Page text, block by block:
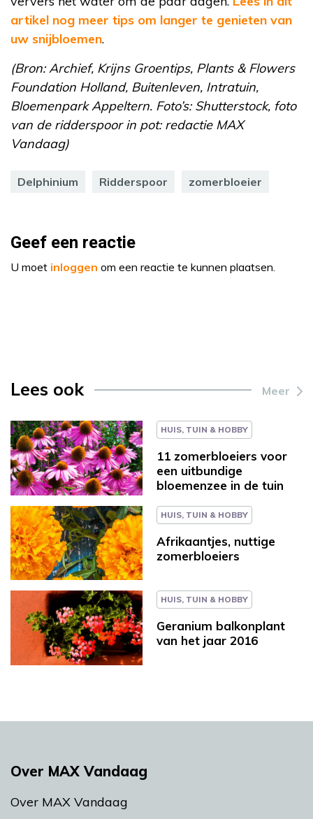
artikel nog meer tips om langer te genieten van
uw snijbloemen.
(Bron: Archief, Krijns Groentips, Plants & Flowers
Foundation Holland, Buitenleven, Intratuin,
Bloemenpark Appeltern. Foto’s: Shutterstock, foto
van de ridderspoor in pot: redactie MAX
Vandaag)
Delphinium Ridderspoor zomerbloeier
Geef een reactie
U moet inloggen om een reactie te kunnen plaatsen.
Lees ook Meer
HUIS, TUIN & HOBBY
11 zomerbloeiers voor
een uitbundige
bloemenzee in de tuin
HUIS, TUIN & HOBBY
Afrikaantjes, nuttige
zomerbloeiers
HUIS, TUIN & HOBBY
Geranium balkonplant
van het jaar 2016
Over MAX Vandaag
Over MAX Vandaag